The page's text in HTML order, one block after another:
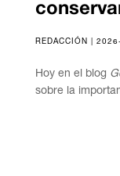
REDACCIÓN |
Hoy en el blog
sobre la